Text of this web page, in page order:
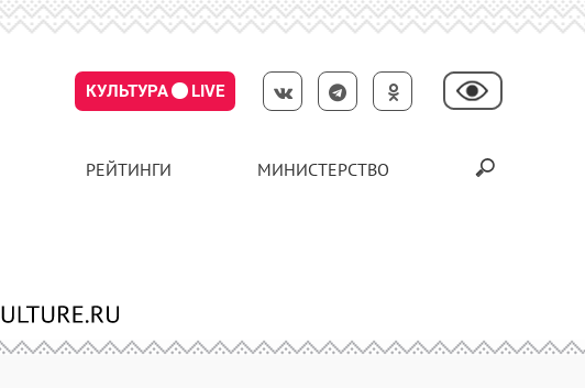
КУЛЬТУРА LIVE
РЕЙТИНГИ МИНИСТЕРСТВО